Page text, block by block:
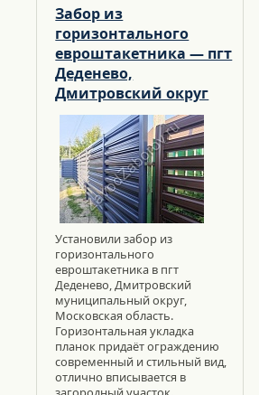
Забор из
горизонтального
евроштакетника — пгт
Деденево,
Дмитровский округ
Установили забор из
горизонтального
евроштакетника в пгт
Деденево, Дмитровский
муниципальный округ,
Московская область.
Горизонтальная укладка
планок придаёт ограждению
современный и стильный вид,
отлично вписывается в